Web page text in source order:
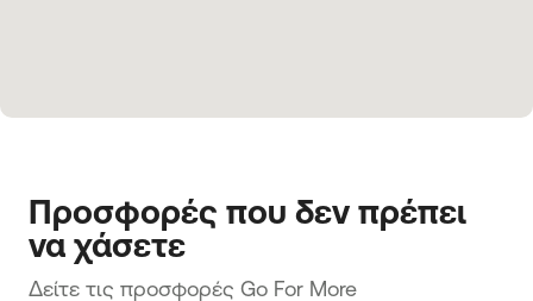
Προσφορές που δεν πρέπει
να χάσετε
Δείτε τις προσφορές Go For More